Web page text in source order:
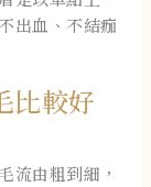
出血、不結痂
比較好
流由粗到細，